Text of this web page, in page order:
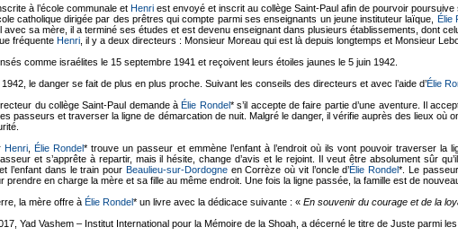
à l’école communale et Henri est envoyé et inscrit au collège Saint-Paul afin de pourvoir poursuive
catholique dirigée par des prêtres qui compte parmi ses enseignants un jeune instituteur laïque, Élie
avec sa mère, il a terminé ses études et est devenu enseignant dans plusieurs établissements, dont
fréquente Henri , il y a deux directeurs : Monsieur Moreau qui est là depuis longtemps et Monsieur
comme israélites le 15 septembre 1941 et reçoivent leurs étoiles jaunes le 5 juin 1942.
1942, le danger se fait de plus en plus proche. Suivant les conseils des directeurs et avec l’aide d’Élie
du collège Saint-Paul demande àÉlie Rondel* s’il accepte de faire partie d’une aventure. Il
passeurs et traverser la ligne de démarcation de nuit. Malgré le danger, il vérifie auprès des lieux où
Henri ,Élie Rondel* trouve un passeur et emmène l’enfant à l’endroit où ils vont pouvoir traverser la
et s’apprête à repartir, mais il hésite, change d’avis et le rejoint. Il veut être absolument sûr
l’enfant dans le train pour Beaulieu-sur-Dordogneen Corrèze où vit l’oncle d’Élie Rondel*. Le
prendre en charge la mère et sa fille au même endroit. Une fois la ligne passée, la famille est de
la mère offre à Élie Rondel* un livre avec la dédicace suivante : « En souvenir du courage et de la
Yad Vashem – Institut International pour la Mémoire de la Shoah, a décerné le titre de Juste parmi